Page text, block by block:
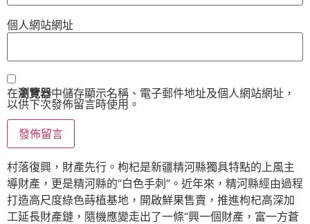
個人網站網址
在瀏覽器中儲存顯示名稱、電子郵件地址及個人網站網址，
以供下次發佈留言時使用。
村落復興，財產先行。枸杞是新疆精河縣獨具特點的上風主
導財產，更是精河縣的“白色手刺”。近年來，精河縣經由過程
打造高尺度綠色蒔植基地，開啟鮮果售賣，推進枸杞高深加
工延長財產鏈，隨機應變走出了一條“興一個財產，富一方蒼